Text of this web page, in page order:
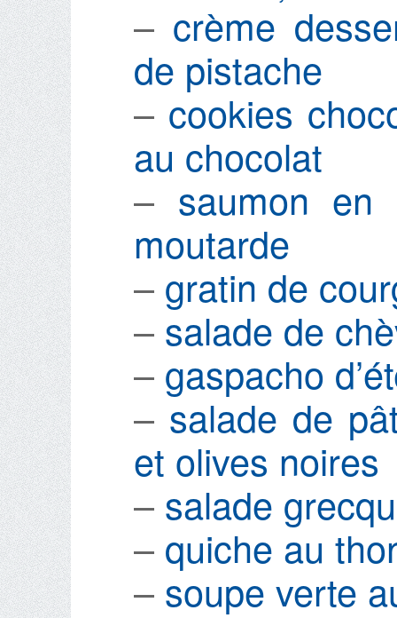
– crème
de pistache
– cookies
au chocolat
– saumon
moutarde
– gratin de
– salade de
– gaspacho
– salade de
et olives noires
– salade
– quiche au
– soupe verte